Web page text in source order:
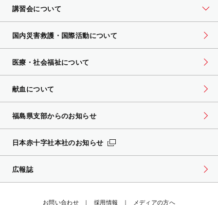
講習会について
国内災害救護・国際活動について
医療・社会福祉について
献血について
福島県支部からのお知らせ
日本赤十字社本社のお知らせ
広報誌
お問い合わせ 採用情報 メディアの方へ